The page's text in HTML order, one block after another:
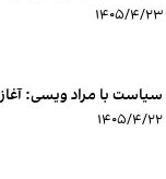
۱۴۰۵/۴/۲۳
سیاست با مراد ویسی:
۱۴۰۵/۴/۲۲